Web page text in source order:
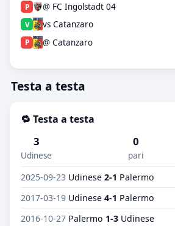
P @ FC Ingolstadt 04
V vs Catanzaro
P @ Catanzaro
Testa a testa
🔁 Testa a testa
3
Udinese
0
pari
2025-09-23 Udinese 2-1 Palermo
2017-03-19 Udinese 4-1 Palermo
2016-10-27 Palermo 1-3 Udinese